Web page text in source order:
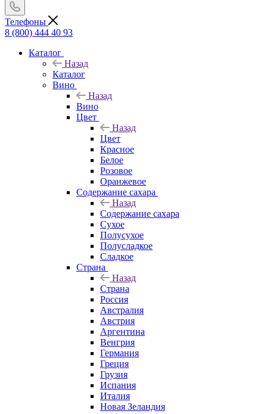
Телефоны
8 (800) 444 40 93
Каталог
Назад
Каталог
Вино
Назад
Вино
Цвет
Назад
Цвет
Красное
Белое
Розовое
Оранжевое
Содержание сахара
Назад
Содержание сахара
Сухое
Полусухое
Полусладкое
Сладкое
Страна
Назад
Страна
Россия
Австралия
Австрия
Аргентина
Венгрия
Германия
Греция
Грузия
Испания
Италия
Новая Зеландия